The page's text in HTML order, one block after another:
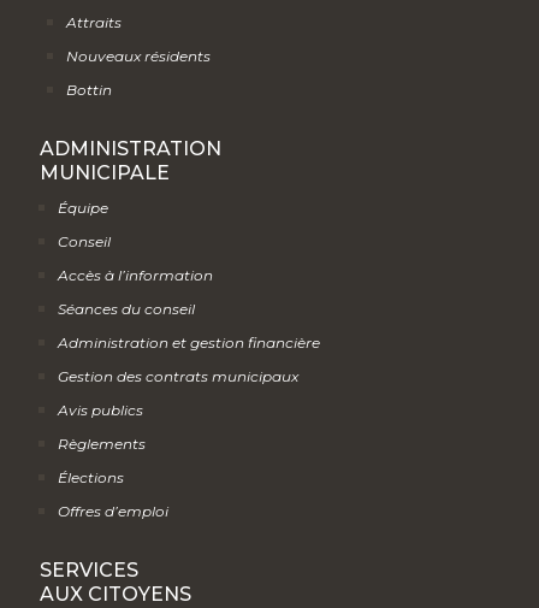
Attraits
Nouveaux résidents
Bottin
ADMINISTRATION
MUNICIPALE
Équipe
Conseil
Accès à l’information
Séances du conseil
Administration et gestion financière
Gestion des contrats municipaux
Avis publics
Règlements
Élections
Offres d’emploi
SERVICES
AUX CITOYENS